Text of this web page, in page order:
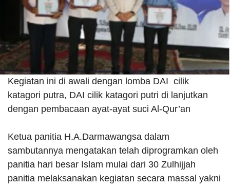
Kegiatan ini di awali dengan lomba DAI cilik
katagori putra, DAI cilik katagori putri di lanjutkan
dengan pembacaan ayat-ayat suci Al-Qur’an
Ketua panitia H.A.Darmawangsa dalam
sambutannya mengatakan telah diprogramkan oleh
panitia hari besar Islam mulai dari 30 Zulhijjah
panitia melaksanakan kegiatan secara massal yakni